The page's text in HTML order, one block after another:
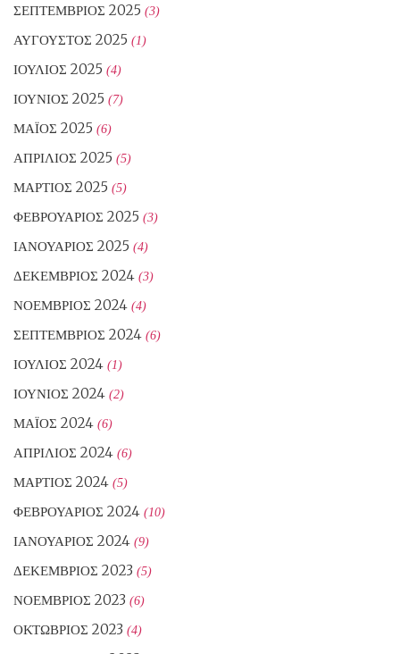
ΣΕΠΤΈΜΒΡΙΟΣ 2025 (3)
ΑΎΓΟΥΣΤΟΣ 2025 (1)
ΙΟΎΛΙΟΣ 2025 (4)
ΙΟΎΝΙΟΣ 2025 (7)
ΜΆΙΟΣ 2025 (6)
ΑΠΡΊΛΙΟΣ 2025 (5)
ΜΆΡΤΙΟΣ 2025 (5)
ΦΕΒΡΟΥΆΡΙΟΣ 2025 (3)
ΙΑΝΟΥΆΡΙΟΣ 2025 (4)
ΔΕΚΈΜΒΡΙΟΣ 2024 (3)
ΝΟΈΜΒΡΙΟΣ 2024 (4)
ΣΕΠΤΈΜΒΡΙΟΣ 2024 (6)
ΙΟΎΛΙΟΣ 2024 (1)
ΙΟΎΝΙΟΣ 2024 (2)
ΜΆΙΟΣ 2024 (6)
ΑΠΡΊΛΙΟΣ 2024 (6)
ΜΆΡΤΙΟΣ 2024 (5)
ΦΕΒΡΟΥΆΡΙΟΣ 2024 (10)
ΙΑΝΟΥΆΡΙΟΣ 2024 (9)
ΔΕΚΈΜΒΡΙΟΣ 2023 (5)
ΝΟΈΜΒΡΙΟΣ 2023 (6)
ΟΚΤΏΒΡΙΟΣ 2023 (4)